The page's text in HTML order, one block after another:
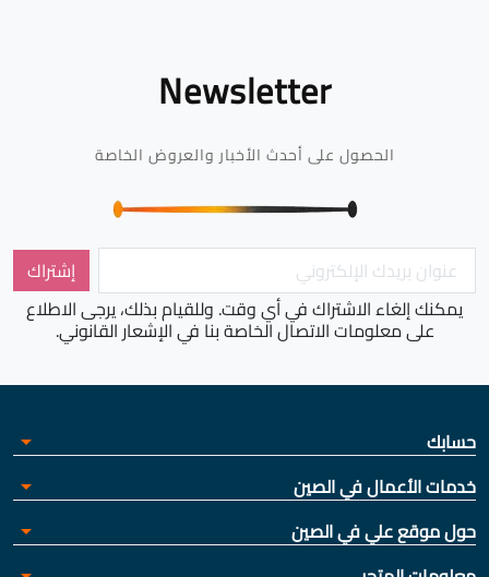
Newsletter
الحصول على أحدث الأخبار والعروض الخاصة
يمكنك إلغاء الاشتراك في أي وقت. وللقيام بذلك، يرجى الاطلاع
على معلومات الاتصال الخاصة بنا في الإشعار القانوني.
حسابك arrow_drop_down
خدمات الأعمال في الصين arrow_drop_down
حول موقع علي في الصين arrow_drop_down